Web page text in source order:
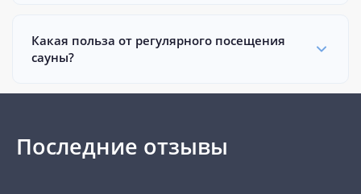
Какая польза от регулярного посещения
сауны?
Последние отзывы